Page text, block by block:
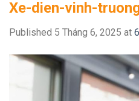
Xe-dien-vinh-
Published 5 Tháng 6, 2025 at